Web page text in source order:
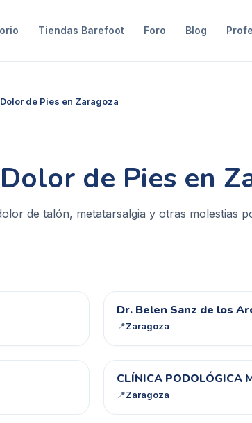
Tiendas Barefoot Foro Blog
de Pies en Zaragoza
de Pies en
de talón, metatarsalgia y otras molestias
DB
Dr. Belen Sanz de los
📍Zaragoza
CP
CLÍNICA PODOLÓGICA
📍Zaragoza